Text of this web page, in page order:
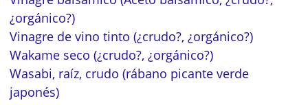
¿orgánico?)
Vinagre de vino tinto (¿crudo?, ¿orgánico?)
Wakame seco (¿crudo?, ¿orgánico?)
Wasabi, raíz, crudo (rábano picante verde
japonés)